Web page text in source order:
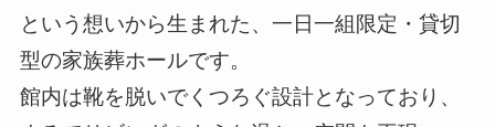
という想いから生まれた、一日一組限定・貸切
型の家族葬ホールです。
館内は靴を脱いでくつろぐ設計となっており、